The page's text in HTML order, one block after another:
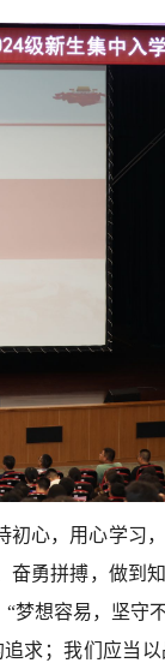
心，用心学习
勇拼搏，做到
梦想容易，坚守
求；我们应当